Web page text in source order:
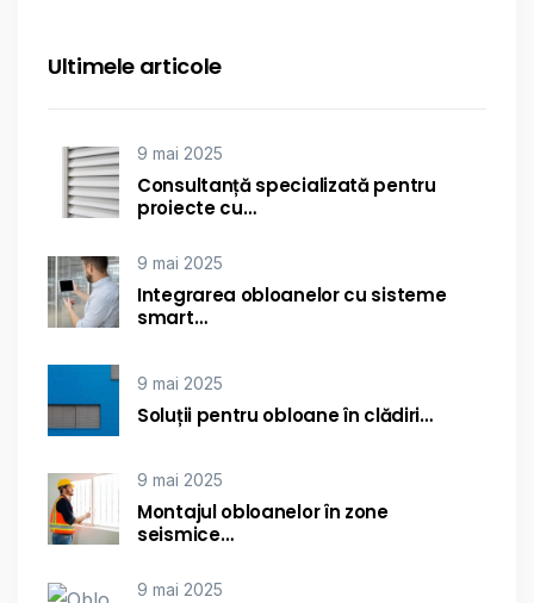
Ultimele articole
9 mai 2025
Consultanță specializată pentru
proiecte cu…
9 mai 2025
Integrarea obloanelor cu sisteme
smart…
9 mai 2025
Soluții pentru obloane în clădiri…
9 mai 2025
Montajul obloanelor în zone
seismice…
9 mai 2025